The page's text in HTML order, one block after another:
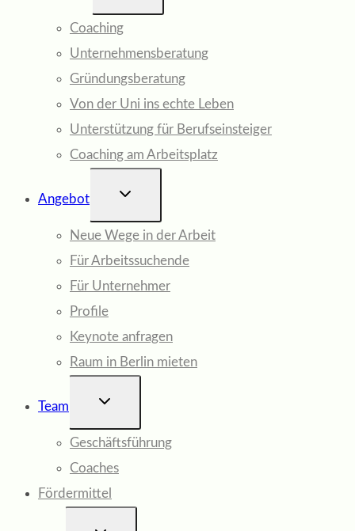
Coaching
Unternehmensberatung
Gründungsberatung
Von der Uni ins echte Leben
Unterstützung für Berufseinsteiger
Coaching am Arbeitsplatz
Angebot
UNTERMENÜ
Neue Wege in der Arbeit
Für Arbeitssuchende
Für Unternehmer
Profile
Keynote anfragen
Raum in Berlin mieten
Team
UNTERMENÜ
Geschäftsführung
Coaches
Fördermittel
UNTERMENÜ